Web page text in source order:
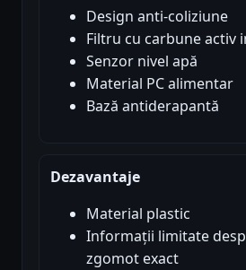
Design anti-coliziune
Filtru cu carbune activ
Senzor nivel apă
Material PC alimentar
Bază antiderapantă
Dezavantaje
Material plastic
Informații limitate
zgomot exact